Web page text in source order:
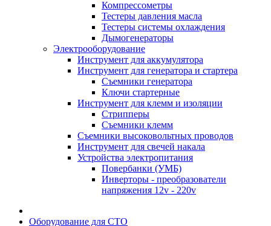
Компрессометры
Тестеры давления масла
Тестеры системы охлаждения
Дымогенераторы
Электрооборудование
Инструмент для аккумулятора
Инструмент для генератора и стартера
Съемники генератора
Ключи стартерные
Инструмент для клемм и изоляции
Стрипперы
Съемники клемм
Съемники высоковольтных проводов
Инструмент для свечей накала
Устройства электропитания
Повербанки (УМБ)
Инверторы - преобразователи
напряжения 12v - 220v
Оборудование для СТО